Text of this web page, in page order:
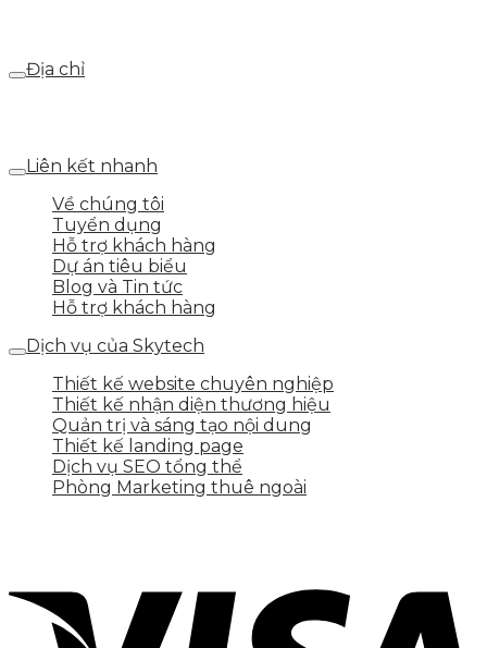
Địa chỉ
Liên kết nhanh
Về chúng tôi
Tuyển dụng
Hỗ trợ khách hàng
Dự án tiêu biểu
Blog và Tin tức
Hỗ trợ khách hàng
Dịch vụ của Skytech
Thiết kế website chuyên nghiệp
Thiết kế nhận diện thương hiệu
Quản trị và sáng tạo nội dung
Thiết kế landing page
Dịch vụ SEO tổng thể
Phòng Marketing thuê ngoài